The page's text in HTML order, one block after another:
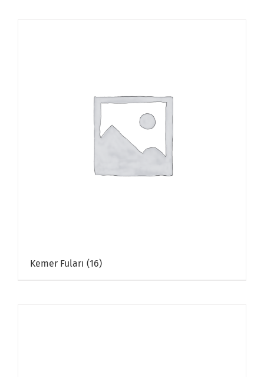
Kemer Fuları (16)